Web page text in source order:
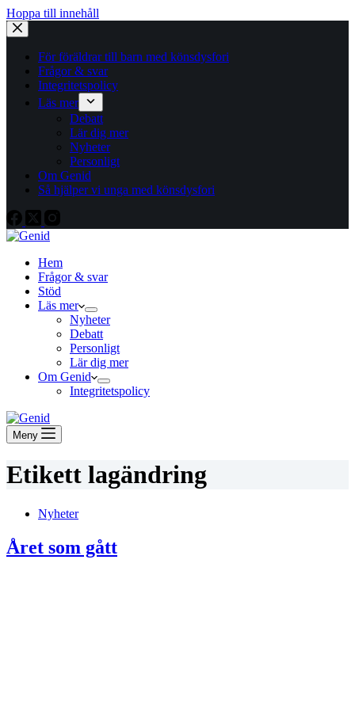
Hoppa till innehåll
För föräldrar till barn med könsdysfori
Frågor & svar
Integritetspolicy
Läs mer
Debatt
Lär dig mer
Nyheter
Personligt
Om Genid
Så hjälper vi unga med könsdysfori
Hem
Frågor & svar
Stöd
Läs mer
Nyheter
Debatt
Personligt
Lär dig mer
Om Genid
Integritetspolicy
Meny
Etikett lagändring
Nyheter
Året som gått